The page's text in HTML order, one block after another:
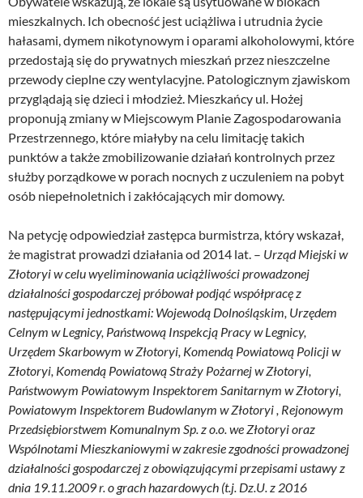
mieszkalnych. Ich obecność jest uciążliwa i utrudnia życie
hałasami, dymem nikotynowym i oparami alkoholowymi, które
przedostają się do prywatnych mieszkań przez nieszczelne
przewody cieplne czy wentylacyjne. Patologicznym zjawiskom
przyglądają się dzieci i młodzież. Mieszkańcy ul. Hożej
proponują zmiany w Miejscowym Planie Zagospodarowania
Przestrzennego, które miałyby na celu limitację takich
punktów a także zmobilizowanie działań kontrolnych przez
służby porządkowe w porach nocnych z uczuleniem na pobyt
osób niepełnoletnich i zakłócających mir domowy.
Na petycję odpowiedział zastępca burmistrza, który wskazał,
że magistrat prowadzi działania od 2014 lat. – Urząd Miejski w
Złotoryi w celu wyeliminowania uciążliwości prowadzonej
działalności gospodarczej próbował podjąć współpracę z
następującymi jednostkami: Wojewodą Dolnośląskim, Urzędem
Celnym w Legnicy, Państwową Inspekcją Pracy w Legnicy,
Urzędem Skarbowym w Złotoryi, Komendą Powiatową Policji w
Złotoryi, Komendą Powiatową Straży Pożarnej w Złotoryi,
Państwowym Powiatowym Inspektorem Sanitarnym w Złotoryi,
Powiatowym Inspektorem Budowlanym w Złotoryi , Rejonowym
Przedsiębiorstwem Komunalnym Sp. z o.o. we Złotoryi oraz
Wspólnotami Mieszkaniowymi w zakresie zgodności prowadzonej
działalności gospodarczej z obowiązującymi przepisami ustawy z
dnia 19.11.2009 r. o grach hazardowych (t.j. Dz.U. z 2016